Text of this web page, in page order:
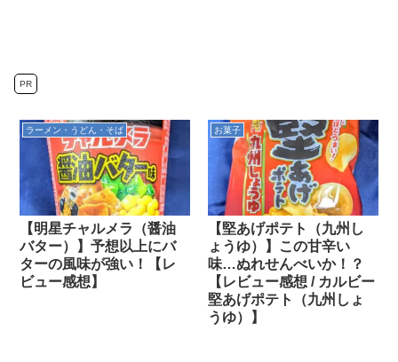
PR
ラーメン・うどん・そば
【明星チャルメラ（醤油
バター）】予想以上にバ
ターの風味が強い！【レ
ビュー感想】
お菓子
【堅あげポテト（九州し
ょうゆ）】この甘辛い
味…ぬれせんべいか！？
【レビュー感想 / カルビー
堅あげポテト（九州しょ
うゆ）】